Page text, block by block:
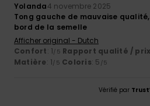
Yolanda4 novembre 2025
Tong gauche de mauvaise
bord de la semelle
Afficher original - Dutch
Confort: 1/5 Rapport qualité / prix
Matière: 1/5 Coloris: 5 /5
Vérifié par